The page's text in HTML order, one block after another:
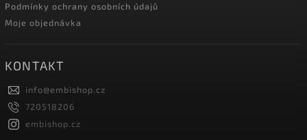
Podmínky ochrany osobních údajů
Moje objednávka
KONTAKT
info@embishop.cz
720518206
embishop.cz